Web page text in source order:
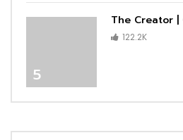
5
The Creator
122.2K